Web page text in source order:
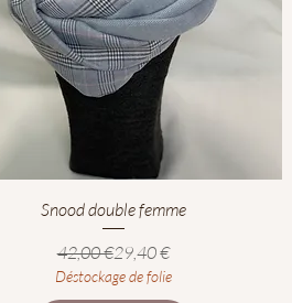
Aperçu rapide
Snood double femme
Prix original
42,00 €Prix promotionnel
29,40 €
Déstockage de folie